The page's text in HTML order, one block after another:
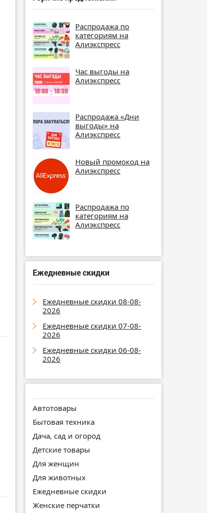
Распродажа по
категориям на
Алиэкспресс
Час выгоды на
Алиэкспресс
Распродажа «Дни
выгоды» на
Алиэкспресс
Новый промокод на
Алиэкспресс
Распродажа по
категориям на
Алиэкспресс
Ежедневные скидки
Ежедневные скидки 08-08-
2026
Ежедневные скидки 07-08-
2026
Ежедневные скидки 06-08-
2026
Автотовары
Бытовая техника
Дача, сад и огород
Детские товары
Для женщин
Для животных
Ежедневные скидки
Женские перчатки